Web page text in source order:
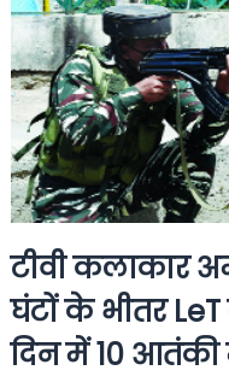
टीवी कलाकार
घंटों के भीतर
दिन में 10 आतंकी